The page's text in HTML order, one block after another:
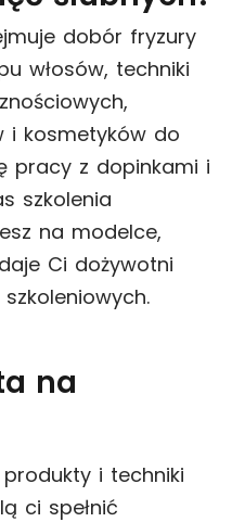
dobór fryzury
włosów, techniki
i kosmetyków do
pracy z dopinkami i
szkolenia
na modelce,
Ci dożywotni
na
i techniki
ci spełnić